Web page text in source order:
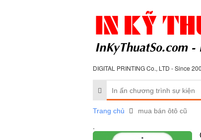
DIGITAL PRINTING Co., LTD - Since
In ấn chương trình sự kiện
Trang chủ mua bán ôtô cũ
.